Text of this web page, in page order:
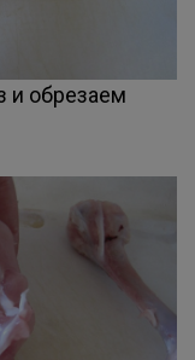
и обрезаем